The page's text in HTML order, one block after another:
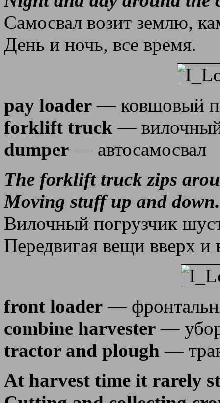
Самосвал возит землю,
День и ночь, все время.
pay loader — ковшовый
forklift truck —
dumper — автосамосвал
The forklift truck zips
Moving stuff up and down.
Вилочный погрузчик
Передвигая вещи вверх и
front loader —
combine harvester —
tractor and plough —
At harvest time it rarely